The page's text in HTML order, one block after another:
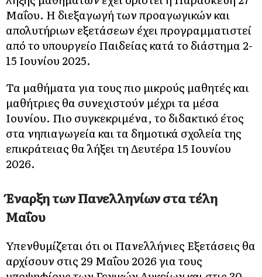
Μαΐου. Η διεξαγωγή των προαγωγικών και
απολυτήριων εξετάσεων έχει προγραμματιστεί
από το υπουργείο Παιδείας κατά το διάστημα 2-
15 Ιουνίου 2025.
Τα μαθήματα για τους πιο μικρούς μαθητές και
μαθήτριες θα συνεχιστούν μέχρι τα μέσα
Ιουνίου. Πιο συγκεκριμένα, το διδακτικό έτος
στα νηπιαγωγεία και τα δημοτικά σχολεία της
επικράτειας θα λήξει τη Δευτέρα 15 Ιουνίου
2026.
Έναρξη των Πανελληνίων στα τέλη
Μαΐου
Υπενθυμίζεται ότι οι Πανελλήνιες Εξετάσεις θα
αρχίσουν στις 29 Μαΐου 2026 για τους